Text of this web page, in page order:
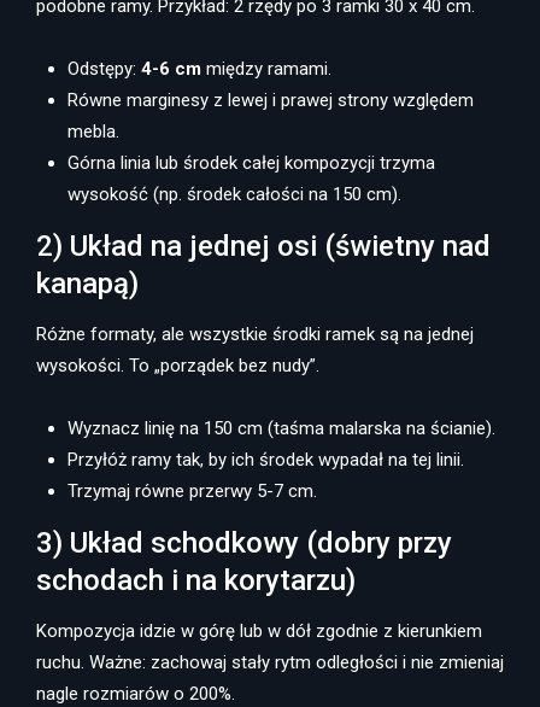
podobne ramy. Przykład: 2 rzędy po 3 ramki 30 x 40 cm.
Odstępy: 4-6 cm między ramami.
Równe marginesy z lewej i prawej strony względem
mebla.
Górna linia lub środek całej kompozycji trzyma
wysokość (np. środek całości na 150 cm).
2) Układ na jednej osi (świetny nad
kanapą)
Różne formaty, ale wszystkie środki ramek są na jednej
wysokości. To „porządek bez nudy”.
Wyznacz linię na 150 cm (taśma malarska na ścianie).
Przyłóż ramy tak, by ich środek wypadał na tej linii.
Trzymaj równe przerwy 5-7 cm.
3) Układ schodkowy (dobry przy
schodach i na korytarzu)
Kompozycja idzie w górę lub w dół zgodnie z kierunkiem
ruchu. Ważne: zachowaj stały rytm odległości i nie zmieniaj
nagle rozmiarów o 200%.